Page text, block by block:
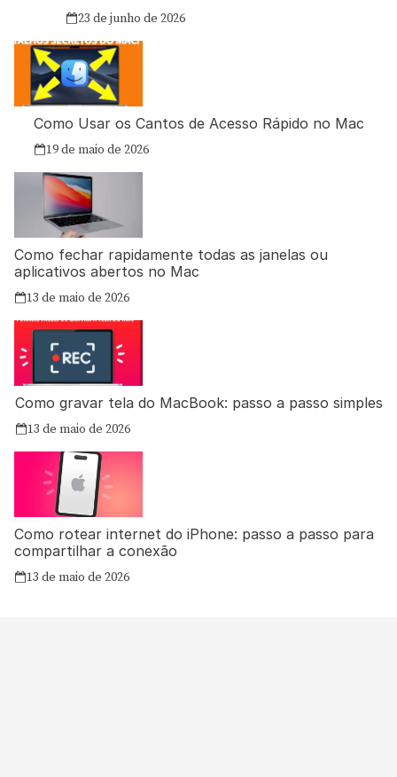
23 de junho de 2026
Como Usar os Cantos de Acesso Rápido no Mac
19 de maio de 2026
Como fechar rapidamente todas as janelas ou
aplicativos abertos no Mac
13 de maio de 2026
Como gravar tela do MacBook: passo a passo simples
13 de maio de 2026
Como rotear internet do iPhone: passo a passo para
compartilhar a conexão
13 de maio de 2026